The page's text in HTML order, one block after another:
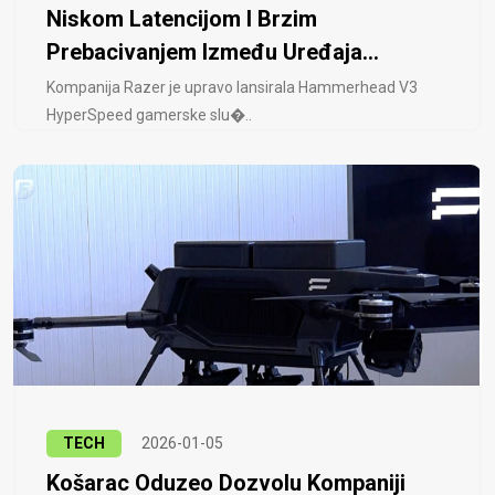
Niskom Latencijom I Brzim
Prebacivanjem Između Uređaja...
Kompanija Razer je upravo lansirala Hammerhead V3
HyperSpeed ​​gamerske slu�..
TECH 2026-01-05
Košarac Oduzeo Dozvolu Kompaniji